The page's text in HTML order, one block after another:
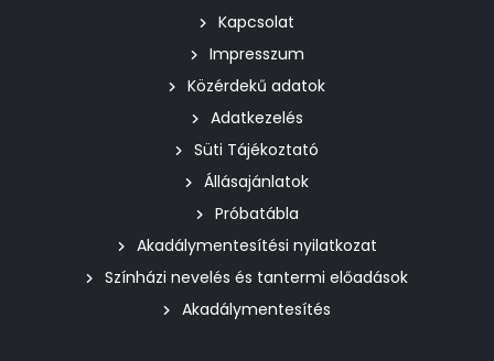
Kapcsolat
Impresszum
Közérdekű adatok
Adatkezelés
Süti Tájékoztató
Állásajánlatok
Próbatábla
Akadálymentesítési nyilatkozat
Színházi nevelés és tantermi előadások
Akadálymentesítés